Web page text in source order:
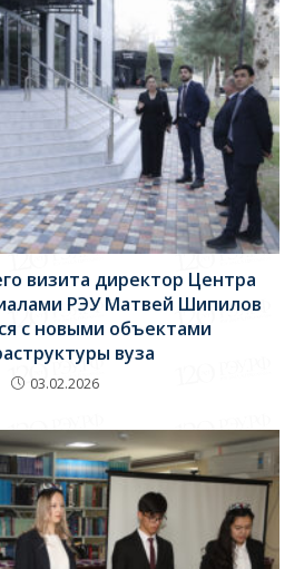
визита директор Центра
РЭУ Матвей Шипилов
с новыми объектами
вуза
03.02.2026